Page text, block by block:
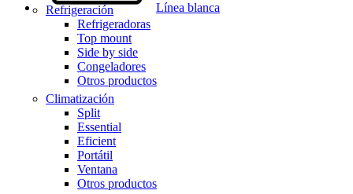
Línea blanca
Refrigeración
Refrigeradoras
Top mount
Side by side
Congeladores
Otros productos
Climatización
Split
Essential
Eficient
Portátil
Ventana
Otros productos